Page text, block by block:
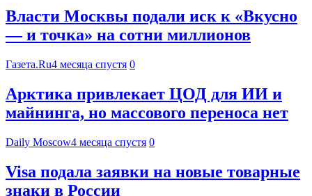
Власти Москвы подали иск к «Вкусно
— и точка» на сотни миллионов
Газета.Ru4 месяца спустя 0
Арктика привлекает ЦОД для ИИ и
майнинга, но массового переноса нет
Daily Moscow4 месяца спустя 0
Visa подала заявки на новые товарные
знаки в России